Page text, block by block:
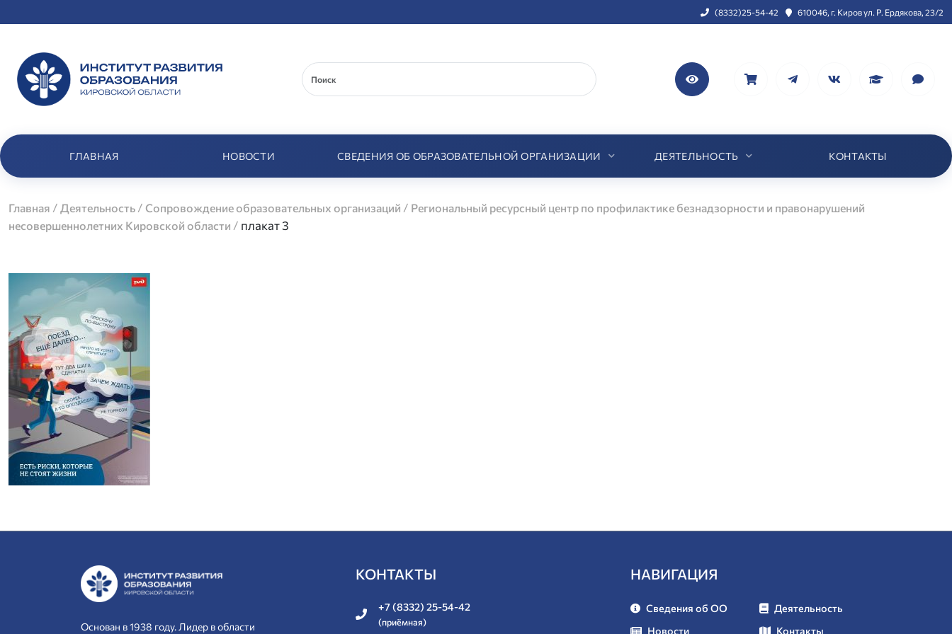
(8332)25-54-42 610046, г. Киров ул. Р. Ердякова, 23/2
ГЛАВНАЯ НОВОСТИ СВЕДЕНИЯ ОБ ОБРАЗОВАТЕЛЬНОЙ ОРГАНИЗАЦИИ ДЕЯТЕЛЬНОСТЬ КОНТАКТЫ
Главная / Деятельность/ Сопровождение образовательных организаций / Региональный ресурсный центр по профилактике безнадзорности и правонарушений
несовершеннолетних Кировской области / плакат 3
Основан в 1938 году. Лидер в области
КОНТАКТЫ
+7 (8332) 25-54-42
(приёмная)
НАВИГАЦИЯ
Сведения об ОО
Новости
Деятельность
Контакты